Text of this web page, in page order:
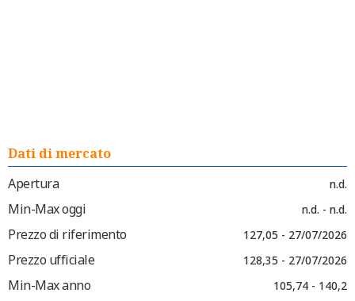
Dati di mercato
Apertura
n.d.
Min-Max oggi n.d. - n.d.
Prezzo di riferimento 127,05 - 27/07/2026
Prezzo ufficiale 128,35 - 27/07/2026
Min-Max anno 105,74 - 140,2